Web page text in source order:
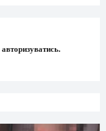
авторизуватись.